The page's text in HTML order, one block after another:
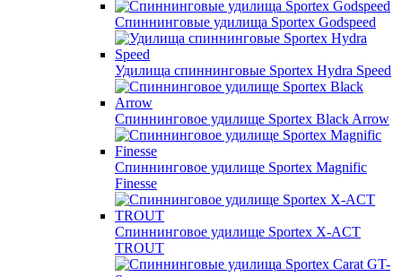
Спиннинговые удилища Sportex Godspeed
Удилища спиннинговые Sportex Hydra Speed
Спиннинговое удилище Sportex Black Arrow
Спиннинговое удилище Sportex Magnific
Finesse
Спиннинговое удилище Sportex X-ACT
TROUT